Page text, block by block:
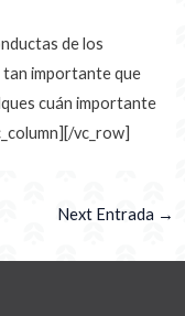
de los
tan importante que
cuán importante
vc_row]
Next Entrada →